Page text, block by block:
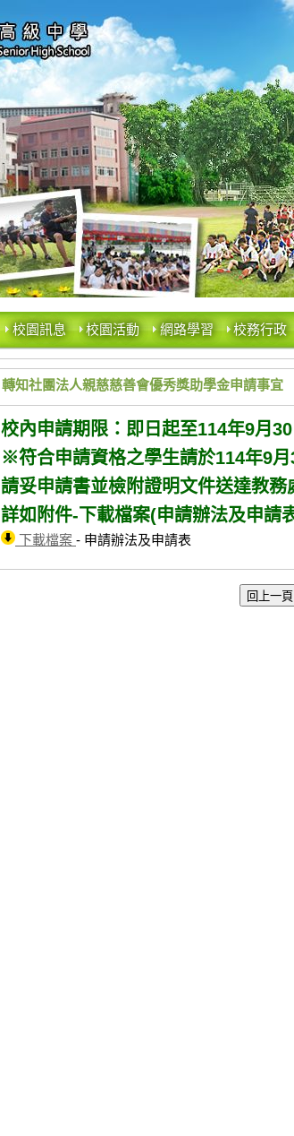
校園訊息 校園活動 網路學習 校務行政
轉知社團法人親慈慈善會優秀獎助學金申請事宜
校內申請期限：即日起至114年9月
※符合申請資格之學生請於114年9月
請妥申請書並檢附證明文件送達教務
詳如附件-下載檔案(申請辦法及申請
下載檔案 - 申請辦法及申請表